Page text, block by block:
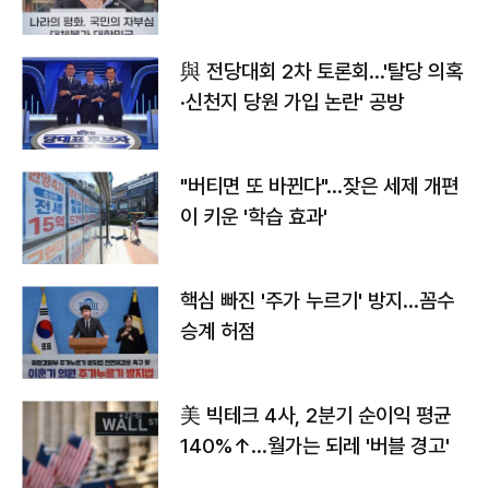
與 전당대회 2차 토론회…'탈당 의혹
·신천지 당원 가입 논란' 공방
"버티면 또 바뀐다"…잦은 세제 개편
이 키운 '학습 효과'
핵심 빠진 '주가 누르기' 방지…꼼수
승계 허점
美 빅테크 4사, 2분기 순이익 평균
140%↑…월가는 되레 '버블 경고'